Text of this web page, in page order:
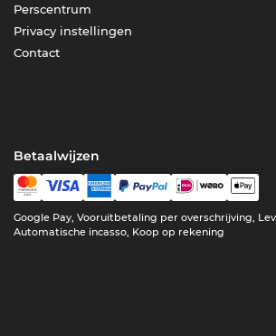
Perscentrum
Privacy instellingen
Contact
Betaalwijzen
Google Pay, Vooruitbetaling per overschrijving,
Automatische incasso, Koop op rekening